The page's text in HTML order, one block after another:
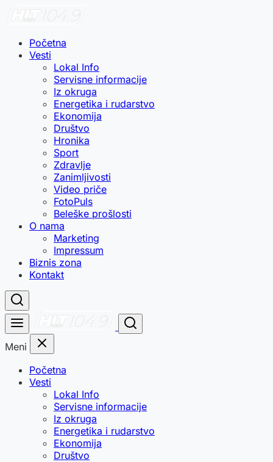
Početna
Vesti
Lokal Info
Servisne informacije
Iz okruga
Energetika i rudarstvo
Ekonomija
Društvo
Hronika
Sport
Zdravlje
Zanimljivosti
Video priče
FotoPuls
Beleške prošlosti
O nama
Marketing
Impressum
Biznis zona
Kontakt
Meni
Početna
Vesti
Lokal Info
Servisne informacije
Iz okruga
Energetika i rudarstvo
Ekonomija
Društvo